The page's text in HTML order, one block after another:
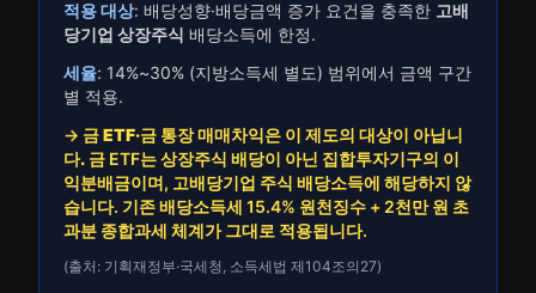
적용 대상: 배당성향·배당금액 증가 요건을 충족한 고배
당기업 상장주식 배당소득에 한정.
세율: 14%~30% (지방소득세 별도) 범위에서 금액 구간
별 적용.
→ 금 ETF·금 통장 매매차익은 이 제도의 대상이 아닙니
다. 금 ETF는 상장주식 배당이 아닌 집합투자기구의 이
익분배금이며, 고배당기업 주식 배당소득에 해당하지 않
습니다. 기존 배당소득세 15.4% 원천징수 + 2천만 원 초
과분 종합과세 체계가 그대로 적용됩니다.
(출처: 기획재정부·국세청, 소득세법 제104조의27)